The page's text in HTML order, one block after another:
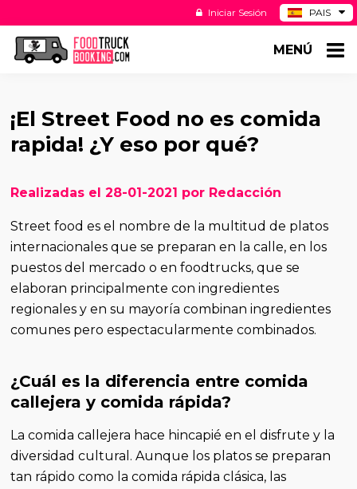
PAIS
DE
Iniciar Sesión
MENÚ
¡El Street Food no es comida
rapida! ¿Y eso por qué?
Realizadas el 28-01-2021 por Redacción
Street food es el nombre de la multitud de platos
internacionales que se preparan en la calle, en los
puestos del mercado o en foodtrucks, que se
elaboran principalmente con ingredientes
regionales y en su mayoría combinan ingredientes
comunes pero espectacularmente combinados.
¿Cuál es la diferencia entre comida
callejera y comida rápida?
La comida callejera hace hincapié en el disfrute y la
diversidad cultural. Aunque los platos se preparan
tan rápido como la comida rápida clásica, las